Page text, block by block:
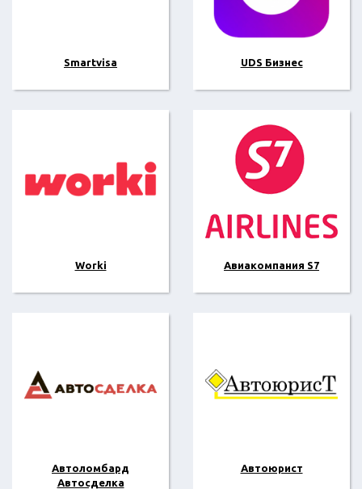
Smartvisa UDS Бизнес
Worki Авиакомпания S7
Автоломбард
Автосделка
Автоюрист